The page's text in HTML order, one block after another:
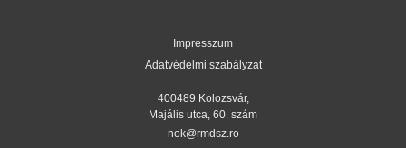
Impresszum
Adatvédelmi szabályzat
400489 Kolozsvár,
Majális utca, 60. szám
nok@rmdsz.ro